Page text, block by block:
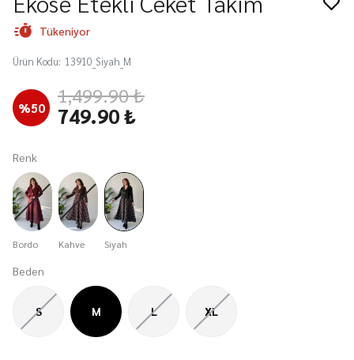
Tükeniyor
Ürün Kodu: 13910_Siyah_M
%50 1,499.90 ₺
749.90 ₺
Renk
Bordo Kahve Siyah
Beden
S M L XL